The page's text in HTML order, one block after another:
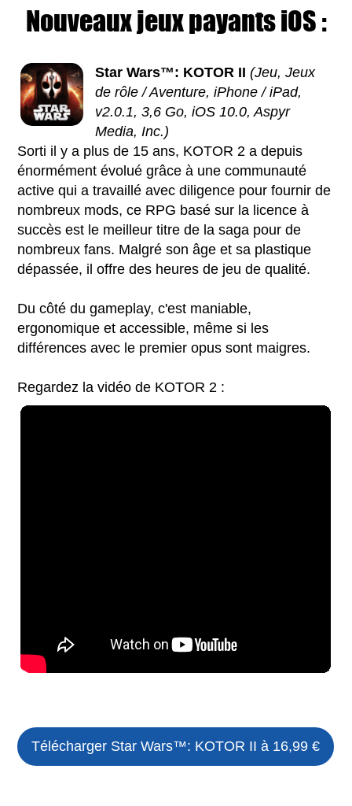
Nouveaux jeux payants iOS :
Star Wars™: KOTOR II (Jeu, Jeux
de rôle / Aventure, iPhone / iPad,
v2.0.1, 3,6 Go, iOS 10.0, Aspyr
Media, Inc.)
Sorti il y a plus de 15 ans, KOTOR 2 a depuis
énormément évolué grâce à une communauté
active qui a travaillé avec diligence pour fournir de
nombreux mods, ce RPG basé sur la licence à
succès est le meilleur titre de la saga pour de
nombreux fans. Malgré son âge et sa plastique
dépassée, il offre des heures de jeu de qualité.
Du côté du gameplay, c'est maniable,
ergonomique et accessible, même si les
différences avec le premier opus sont maigres.
Regardez la vidéo de KOTOR 2 :
Télécharger Star Wars™: KOTOR II à 16,99 €